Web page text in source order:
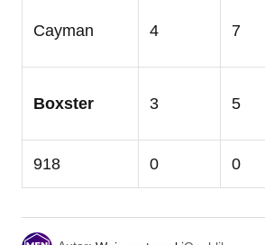
Cayman 4 7
Boxster 3 5
918 0 0